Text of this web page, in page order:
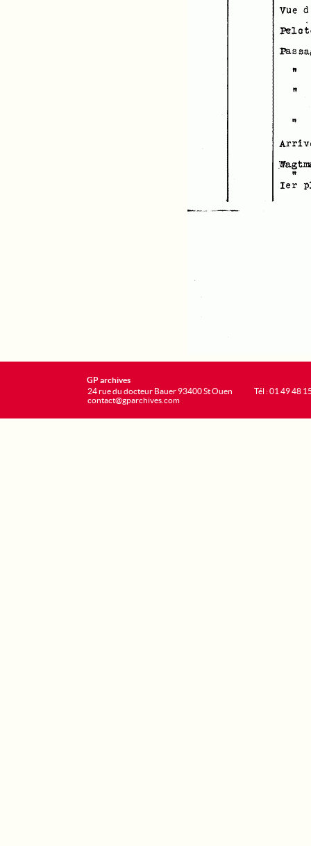
GP archives
24 rue du docteur Bauer 93400 St Ouen
contact@gparchives.com
Tél : 01 49 48